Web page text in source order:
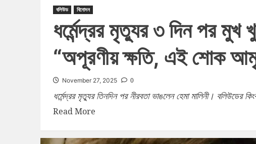
বলিউড বিনোদন
ধর্মেন্দ্রর মৃত্যুর ৩ দিন পর মুখ
“অপূরণীয় ক্ষতি, এই শোক
November 27, 2025 0
ধর্মেন্দ্রর মৃত্যুর তিনদিন পর নীরবতা ভাঙলেন হেমা মালিনী। বলিউডের
Read More